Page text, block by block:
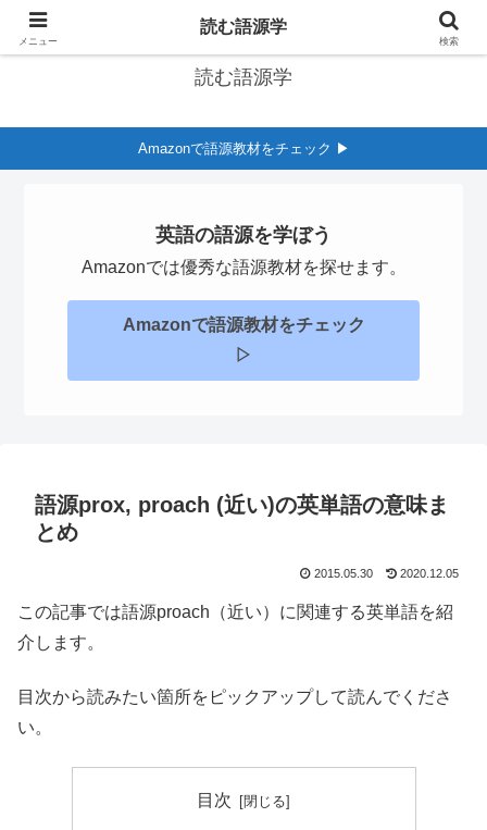
英語の語源学習サイト
読む語源学
Amazonで語源教材をチェック ▶︎
英語の語源を学ぼう
Amazonでは優秀な語源教材を探せます。
Amazonで語源教材をチェック
▷
語源prox, proach (近い)の英単語の意味ま
とめ
2015.05.30 2020.12.05
この記事では語源proach（近い）に関連する英単語を紹
介します。
目次から読みたい箇所をピックアップして読んでくださ
い。
目次
メニュー
読む語源学
検索